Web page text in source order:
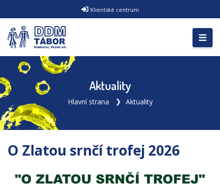
Klientské centrum
Aktuality
Hlavní strana Aktuality
O Zlatou srnčí trofej 2026